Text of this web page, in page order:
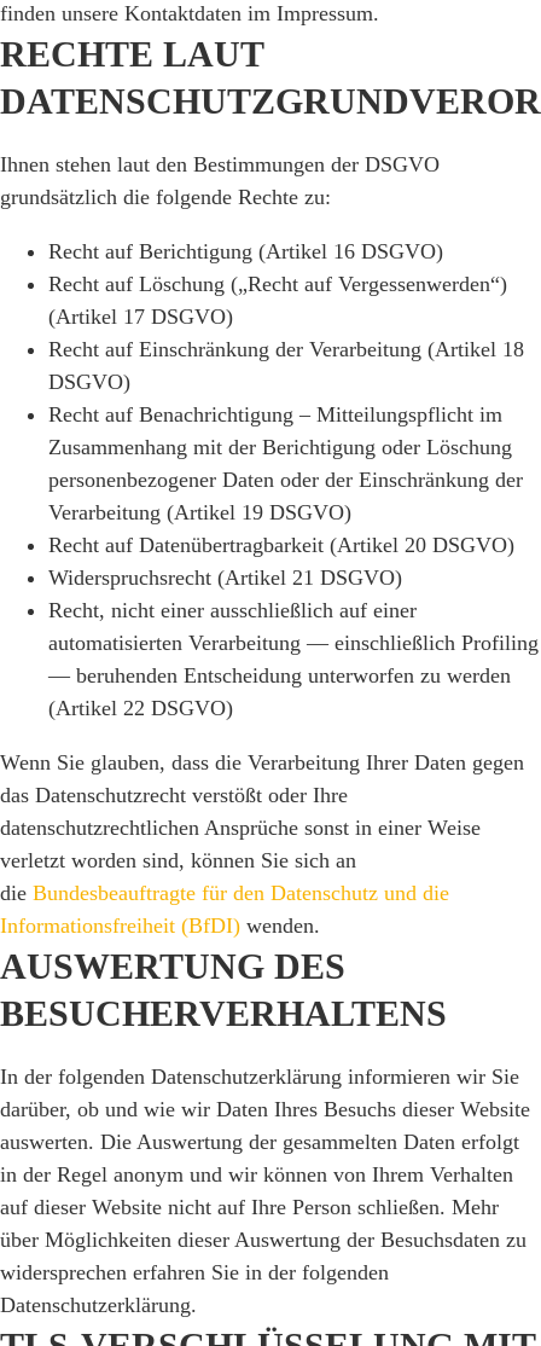
finden unsere Kontaktdaten im Impressum.
RECHTE LAUT
Ihnen stehen laut den Bestimmungen der DSGVO
grundsätzlich die folgende Rechte zu:
Recht auf Berichtigung (Artikel 16 DSGVO)
Recht auf Löschung („Recht auf Vergessenwerden“)
(Artikel 17 DSGVO)
Recht auf Einschränkung der Verarbeitung (Artikel 18
DSGVO)
Recht auf Benachrichtigung – Mitteilungspflicht im
Zusammenhang mit der Berichtigung oder Löschung
personenbezogener Daten oder der Einschränkung der
Verarbeitung (Artikel 19 DSGVO)
Recht auf Datenübertragbarkeit (Artikel 20 DSGVO)
Widerspruchsrecht (Artikel 21 DSGVO)
Recht, nicht einer ausschließlich auf einer
automatisierten Verarbeitung — einschließlich Profiling
— beruhenden Entscheidung unterworfen zu werden
(Artikel 22 DSGVO)
Wenn Sie glauben, dass die Verarbeitung Ihrer Daten gegen
das Datenschutzrecht verstößt oder Ihre
datenschutzrechtlichen Ansprüche sonst in einer Weise
verletzt worden sind, können Sie sich an
die Bundesbeauftragte für den Datenschutz und die
Informationsfreiheit (BfDI) wenden.
AUSWERTUNG DES
BESUCHERVERHALTENS
In der folgenden Datenschutzerklärung informieren wir Sie
darüber, ob und wie wir Daten Ihres Besuchs dieser Website
auswerten. Die Auswertung der gesammelten Daten erfolgt
in der Regel anonym und wir können von Ihrem Verhalten
auf dieser Website nicht auf Ihre Person schließen. Mehr
über Möglichkeiten dieser Auswertung der Besuchsdaten zu
widersprechen erfahren Sie in der folgenden
Datenschutzerklärung.